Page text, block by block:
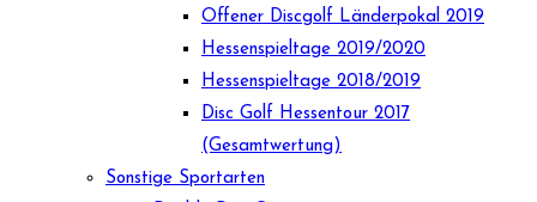
Offener Discgolf Länderpokal 2019
Hessenspieltage 2019/2020
Hessenspieltage 2018/2019
Disc Golf Hessentour 2017
(Gesamtwertung)
Sonstige Sportarten